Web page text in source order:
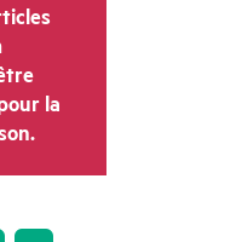
sur la vente
Le prix de la
le revendeur
à d’autres
affiché.
inclure des
dans le
droit d’ajuster
diverses
s’y limiter,
la